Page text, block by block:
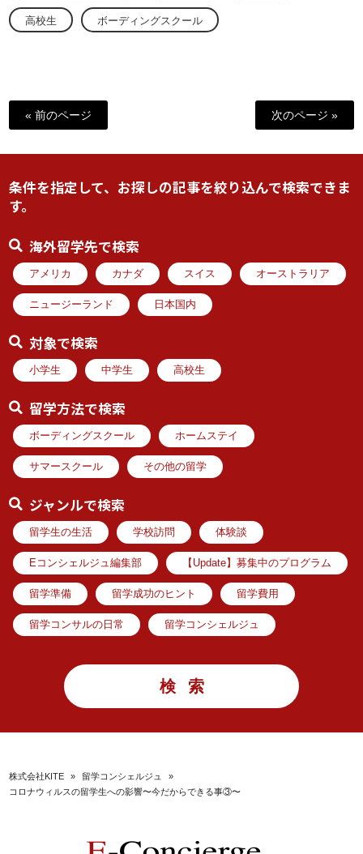
高校生 ボーディングスクール
« 前のページ 次のページ »
条件を指定して、お探しの記事を絞り込んで検索できま
す。
海外留学先で検索
アメリカ カナダ スイス オーストラリア
ニュージーランド 日本国内
対象で検索
小学生 中学生 高校生
留学方法で検索
ボーディングスクール ホームステイ
サマースクール その他の留学
ジャンルで検索
留学生の生活 学校訪問 体験談
Eコンシェルジュ編集部 【Update】募集中のプログラム
留学準備 留学成功のヒント 留学費用
留学コンサルの日常 留学コンシェルジュ
株式会社KITE » 留学コンシェルジュ
»
コロナウィルスの留学生への影響〜今だからできる事③〜